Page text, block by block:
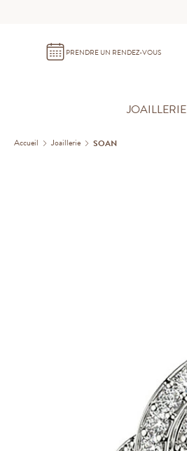
PRENDRE UN RENDEZ-VOUS
JOAILLERIE
Accueil Joaillerie SOAN